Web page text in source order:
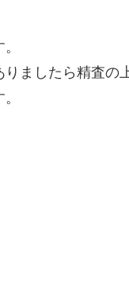
ましたら精査の